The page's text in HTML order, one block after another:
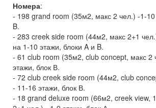
Номера:
- 198 grand room (35м2, макс 2 чел.) -1-10
B.
- 283 creek side room (44м2, макс 2+1
на 1-10 этажи, блоки A и B.
- 61 club room (35м2, club concept, макс 2
этажи, блок В.
- 72 club creek side room (44м2, club
- 11-16 этажи, блок В.
- 18 grand deluxe room (66м2, creek view,